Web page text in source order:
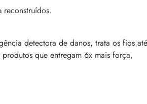
reconstruídos.
detectora de danos, trata os fios
que entregam 6x mais força,